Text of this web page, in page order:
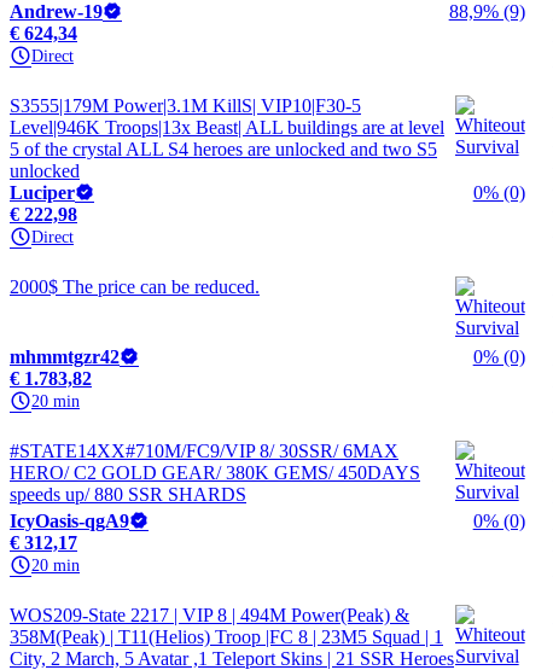
Andrew-19
88,9% (9)
€ 624,34
Direct
S3555|179M Power|3.1M KillS| VIP10|F30-5
Level|946K Troops|13x Beast| ALL buildings are at level
5 of the crystal ALL S4 heroes are unlocked and two S5
unlocked
Luciper
0% (0)
€ 222,98
Direct
2000$ The price can be reduced.
mhmmtgzr42
0% (0)
€ 1.783,82
20 min
#STATE14XX#710M/FC9/VIP 8/ 30SSR/ 6MAX
HERO/ C2 GOLD GEAR/ 380K GEMS/ 450DAYS
speeds up/ 880 SSR SHARDS
IcyOasis-qgA9
0% (0)
€ 312,17
20 min
WOS209-State 2217 | VIP 8 | 494M Power(Peak) &
358M(Peak) | T11(Helios) Troop |FC 8 | 23M5 Squad | 1
City, 2 March, 5 Avatar ,1 Teleport Skins | 21 SSR Heroes